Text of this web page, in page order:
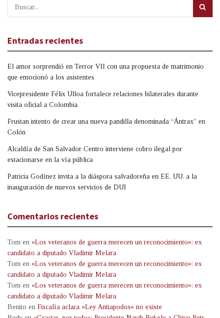
Entradas recientes
El amor sorprendió en Terror VII con una propuesta de matrimonio
que emocionó a los asistentes
Vicepresidente Félix Ulloa fortalece relaciones bilaterales durante
visita oficial a Colombia
Frustan intento de crear una nueva pandilla denominada “Ántrax” en
Colón
Alcaldía de San Salvador Centro interviene cobro ilegal por
estacionarse en la vía pública
Patricia Godínez invita a la diáspora salvadoreña en EE. UU. a la
inauguración de nuevos servicios de DUI
Comentarios recientes
Tom en «Los veteranos de guerra merecen un reconocimiento»: ex
candidato a diputado Vladimir Melara
Tom en «Los veteranos de guerra merecen un reconocimiento»: ex
candidato a diputado Vladimir Melara
Tom en «Los veteranos de guerra merecen un reconocimiento»: ex
candidato a diputado Vladimir Melara
Benito en Fiscalía aclara «Ley Antiapodos» no existe